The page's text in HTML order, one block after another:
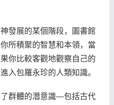
展的某個階段，圖書館
所積聚的智慧和本領，當
你比較客觀地觀察自己的
入包羅永珍的人類知識。
群體的潛意識—包括古代